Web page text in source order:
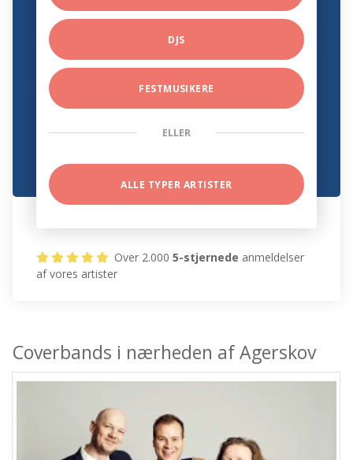
DJS
FESTMUSIKERE
ELLER
ALLE TYPER ARTISTER
Over 2.0005-stjernede anmeldelser
af vores artister
Coverbands i nærheden af Agerskov